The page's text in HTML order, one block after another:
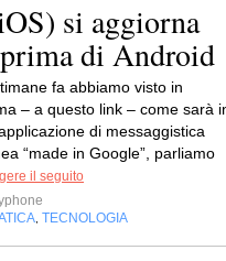
si aggiorna
di Android
fa abbiamo visto in
– a questo link – come sarà
di messaggistica
“made in Google”, parliamo
il seguito
TECNOLOGIA